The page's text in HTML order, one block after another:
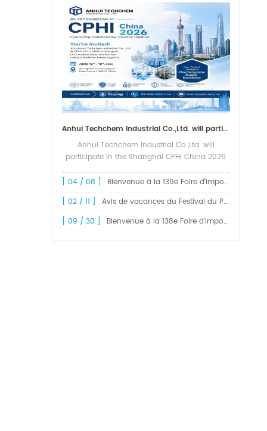
Anhui Techchem Industrial Co.,Ltd. will participate in the Shanghai CPHI China 2026 exhibition.
Anhui Techchem Industrial Co.,Ltd. will
participate in the Shanghai CPHI China 2026
grandly kick off at the Shanghai New
[ 04 / 08 ]
Bienvenue à la 139e Foire d'import-export de Chine, la Foire de Canton
[ 02 / 11 ]
Avis de vacances du Festival du Printemps 2026 !
[ 09 / 30 ]
Bienvenue à la 138e Foire d'import-export de Chine